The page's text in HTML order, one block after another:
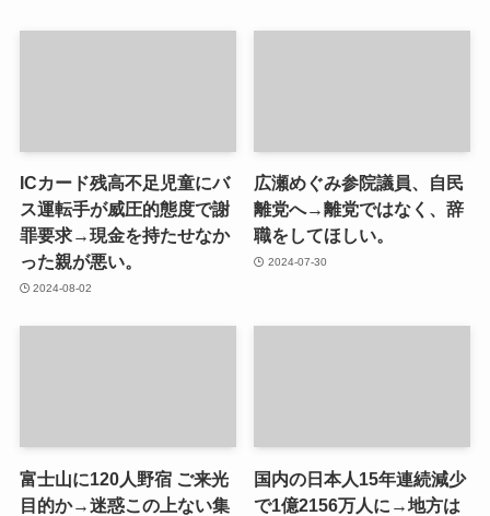
ICカード残高不足児童にバ
ス運転手が威圧的態度で謝
罪要求→現金を持たせなか
った親が悪い。
2024-08-02
広瀬めぐみ参院議員、自民
離党へ→離党ではなく、辞
職をしてほしい。
2024-07-30
富士山に120人野宿 ご来光
目的か→迷惑この上ない集
国内の日本人15年連続減少
で1億2156万人に→地方は